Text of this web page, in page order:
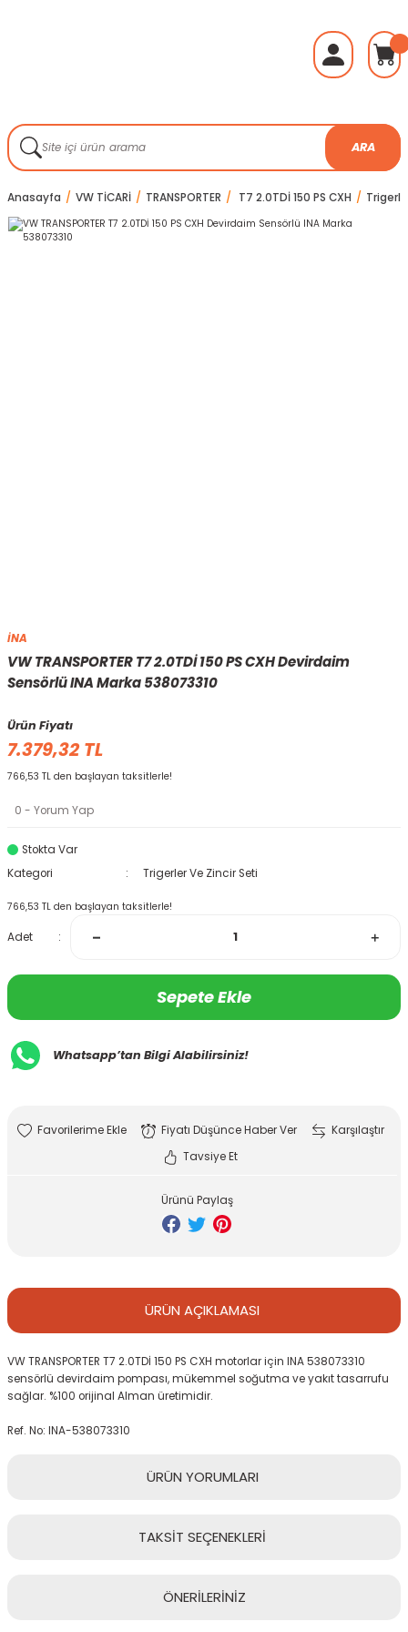
ARA
Anasayfa VW TİCARİ TRANSPORTER T7 2.0TDİ 150 PS CXH
İNA
VW TRANSPORTER T7 2.0TDİ 150 PS CXH Devirdaim
Sensörlü INA Marka 538073310
Ürün Fiyatı
7.379,32 TL
766,53 TL den başlayan taksitlerle!
0 - Yorum Yap
Stokta Var
Kategori
Trigerler Ve Zincir Seti
766,53 TL den başlayan taksitlerle!
Adet
Sepete Ekle
Whatsapp’tan Bilgi Alabilirsiniz!
Fiyatı Düşünce Haber Ver
Karşılaştır
Tavsiye Et
Ürünü Paylaş
ÜRÜN AÇIKLAMASI
VW TRANSPORTER T7 2.0TDİ 150 PS CXH motorlar için INA 538073310
sensörlü devirdaim pompası, mükemmel soğutma ve yakıt tasarrufu
sağlar. %100 orijinal Alman üretimidir.
Ref. No: INA-538073310
ÜRÜN YORUMLARI
TAKSİT SEÇENEKLERİ
ÖNERİLERİNİZ